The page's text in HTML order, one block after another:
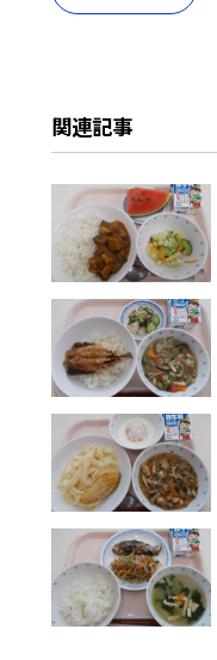
関連記事